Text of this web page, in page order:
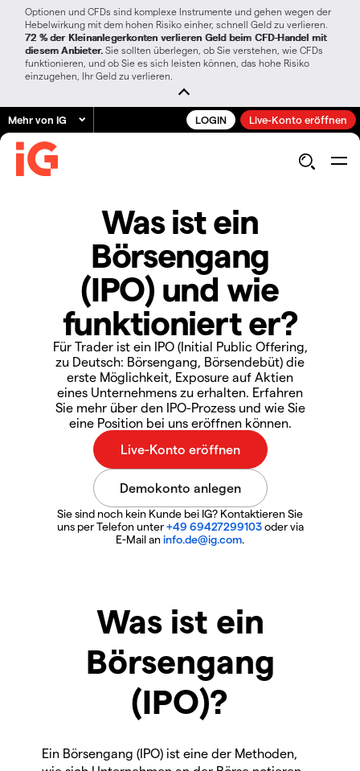
Optionen und CFDs sind komplexe Instrumente und gehen wegen der
Hebelwirkung mit dem hohen Risiko einher, schnell Geld zu verlieren.
72 % der Kleinanlegerkonten verlieren Geld beim CFD-Handel mit
diesem Anbieter. Sie sollten überlegen, ob Sie verstehen, wie CFDs
funktionieren, und ob Sie es sich leisten können, das hohe Risiko
einzugehen, Ihr Geld zu verlieren.
Mehr von IG LOGIN Live-Konto eröffnen
Was ist ein
Börsengang
(IPO) und wie
funktioniert er?
Für Trader ist ein IPO (Initial Public Offering,
zu Deutsch: Börsengang, Börsendebüt) die
erste Möglichkeit, Exposure auf Aktien
eines Unternehmens zu erhalten. Erfahren
Sie mehr über den IPO-Prozess und wie Sie
eine Position bei uns eröffnen können.
Sie sind noch kein Kunde bei IG? Kontaktieren Sie
uns per Telefon unter+49 69427299103oder via
E-Mail an info.de@ig.com.
Was ist ein
Börsengang
(IPO)?
Ein Börsengang (IPO) ist eine der Methoden,